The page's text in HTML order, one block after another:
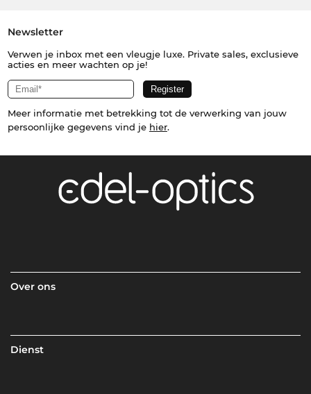
Newsletter
Verwen je inbox met een vleugje luxe. Private sales, exclusieve
acties en meer wachten op je!
Meer informatie met betrekking tot de verwerking van jouw
persoonlijke gegevens vind je hier.
Over ons
Dienst